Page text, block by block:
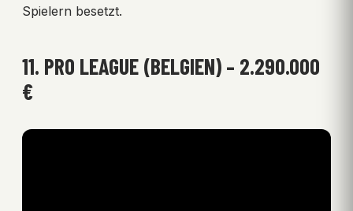
Spielern besetzt.
11. PRO LEAGUE (BELGIEN) – 2.290.000
€